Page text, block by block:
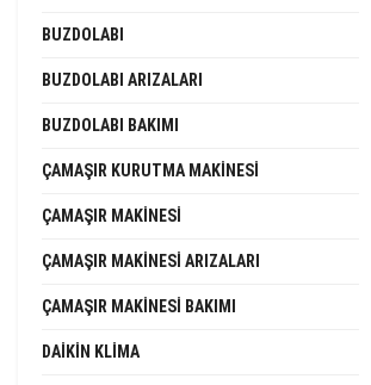
BUZDOLABI
BUZDOLABI ARIZALARI
BUZDOLABI BAKIMI
ÇAMAŞIR KURUTMA MAKINESI
ÇAMAŞIR MAKINESI
ÇAMAŞIR MAKINESI ARIZALARI
ÇAMAŞIR MAKINESI BAKIMI
DAIKIN KLIMA